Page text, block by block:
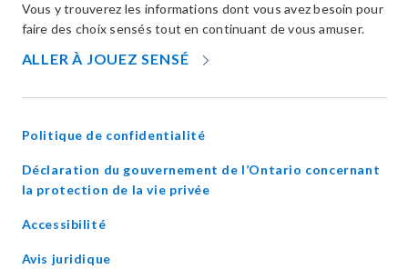
Vous y trouverez les informations dont vous avez besoin pour
faire des choix sensés tout en continuant de vous amuser.
ALLER À JOUEZ SENSÉ
NEW
Politique de confidentialité
Déclaration du gouvernement de l’Ontario concernant
la protection de la vie privéeopens
Accessibilité
Avis juridique